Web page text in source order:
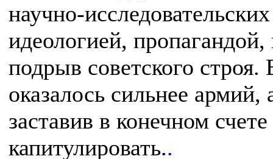
научно-
идеологией,
подрыв советского строя.
оказалось сильнее
заставив в конечном
капитулировать..